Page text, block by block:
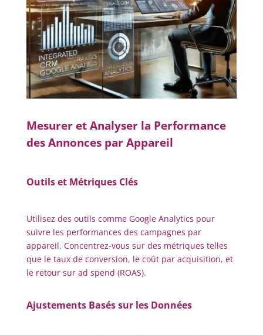
Mesurer et Analyser la Performance
des Annonces par Appareil
Outils et Métriques Clés
Utilisez des outils comme Google Analytics pour
suivre les performances des campagnes par
appareil. Concentrez-vous sur des métriques telles
que le taux de conversion, le coût par acquisition, et
le retour sur ad spend (ROAS).
Ajustements Basés sur les Données